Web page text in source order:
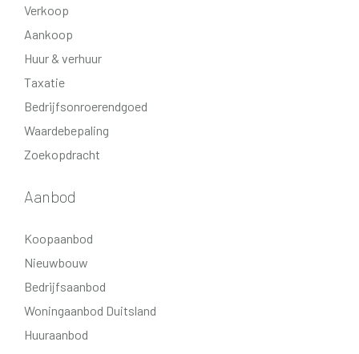
Verkoop
Aankoop
Huur & verhuur
Taxatie
Bedrijfsonroerendgoed
Waardebepaling
Zoekopdracht
Aanbod
Koopaanbod
Nieuwbouw
Bedrijfsaanbod
Woningaanbod Duitsland
Huuraanbod